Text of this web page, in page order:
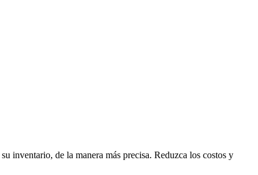
inventario, de la manera más precisa. Reduzca los costos y